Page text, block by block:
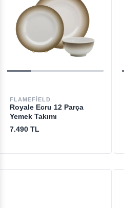
FLAMEFIELD
Royale Ecru 12 Parça
Yemek Takımı
7.490 TL